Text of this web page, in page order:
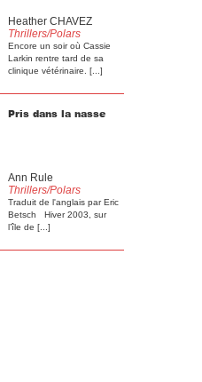
Heather CHAVEZ
Thrillers/Polars
Encore un soir où Cassie
Larkin rentre tard de sa
clinique vétérinaire. [...]
Pris dans la nasse
Ann Rule
Thrillers/Polars
Traduit de l'anglais par Eric
Betsch Hiver 2003, sur
l’île de [...]